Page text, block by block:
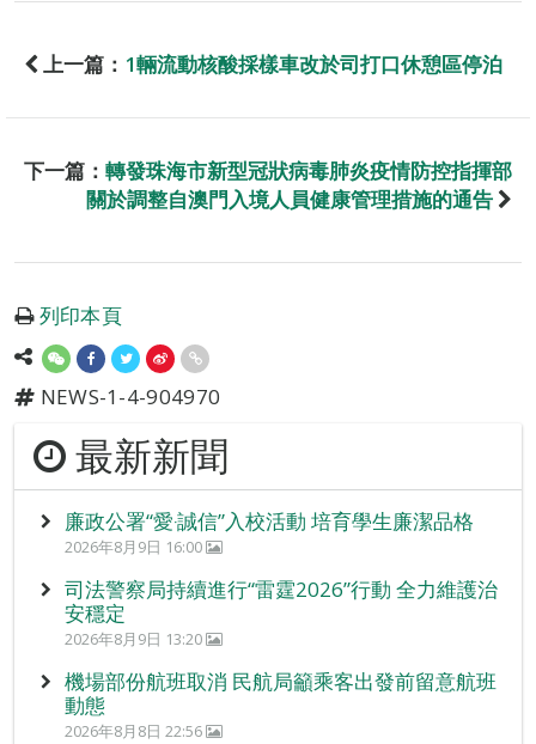
上一篇： 1輛流動核酸採樣車改於司打口休憩區停泊
下一篇： 轉發珠海市新型冠狀病毒肺炎疫情防控指揮部
關於調整自澳門入境人員健康管理措施的通告
列印本頁
NEWS-1-4-904970
最新新聞
廉政公署“愛‧誠信”入校活動 培育學生廉潔品格
2026年8月9日 16:00
司法警察局持續進行“雷霆2026”行動 全力維護治
安穩定
2026年8月9日 13:20
機場部份航班取消 民航局籲乘客出發前留意航班
動態
2026年8月8日 22:56